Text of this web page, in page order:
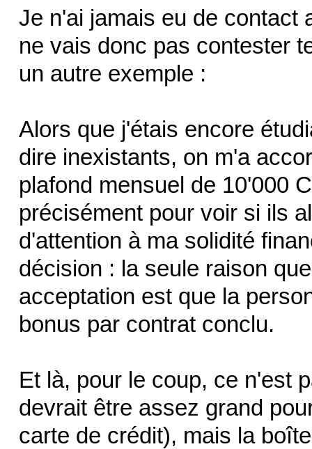
Je n'ai jamais eu de contact
ne vais donc pas contester
un autre exemple :
Alors que j'étais encore
dire inexistants, on m'a
plafond mensuel de 10'000
précisément pour voir si ils
d'attention à ma solidité
décision : la seule raison
acceptation est que la
bonus par contrat conclu.
Et là, pour le coup, ce n'est
devrait être assez grand
carte de crédit), mais la